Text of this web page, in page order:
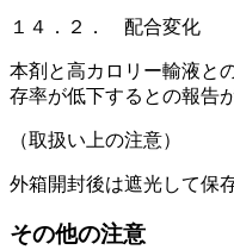
１４．２． 配合変化
本剤と高カロリー輸液と
存率が低下するとの報告
（取扱い上の注意）
外箱開封後は遮光して保
その他の注意